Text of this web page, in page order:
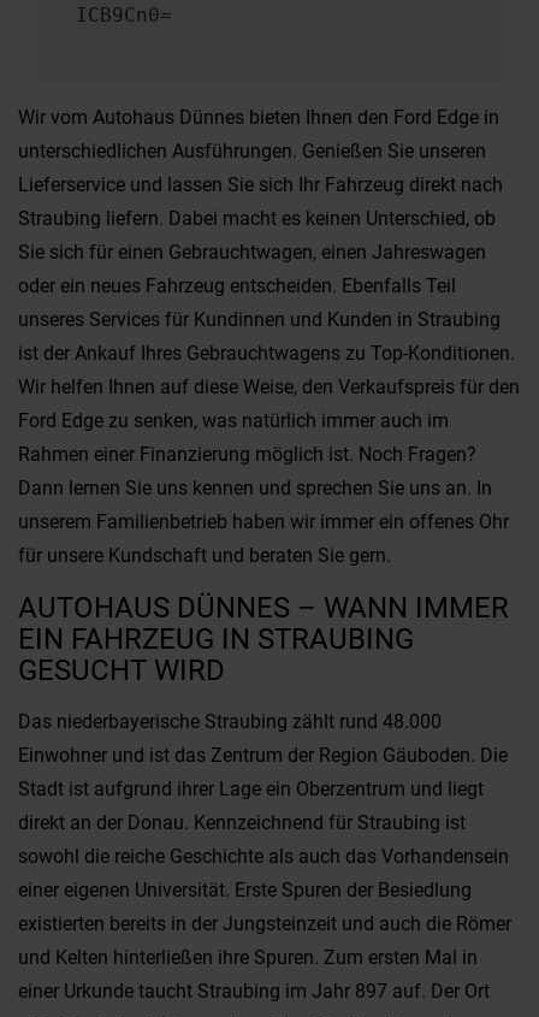
ICB9Cn0=
Wir vom Autohaus Dünnes bieten Ihnen den Ford Edge in
unterschiedlichen Ausführungen. Genießen Sie unseren
Lieferservice und lassen Sie sich Ihr Fahrzeug direkt nach
Straubing liefern. Dabei macht es keinen Unterschied, ob
Sie sich für einen Gebrauchtwagen, einen Jahreswagen
oder ein neues Fahrzeug entscheiden. Ebenfalls Teil
unseres Services für Kundinnen und Kunden in Straubing
ist der Ankauf Ihres Gebrauchtwagens zu Top-Konditionen.
Wir helfen Ihnen auf diese Weise, den Verkaufspreis für den
Ford Edge zu senken, was natürlich immer auch im
Rahmen einer Finanzierung möglich ist. Noch Fragen?
Dann lernen Sie uns kennen und sprechen Sie uns an. In
unserem Familienbetrieb haben wir immer ein offenes Ohr
für unsere Kundschaft und beraten Sie gern.
AUTOHAUS DÜNNES – WANN IMMER
EIN FAHRZEUG IN STRAUBING
GESUCHT WIRD
Das niederbayerische Straubing zählt rund 48.000
Einwohner und ist das Zentrum der Region Gäuboden. Die
Stadt ist aufgrund ihrer Lage ein Oberzentrum und liegt
direkt an der Donau. Kennzeichnend für Straubing ist
sowohl die reiche Geschichte als auch das Vorhandensein
einer eigenen Universität. Erste Spuren der Besiedlung
existierten bereits in der Jungsteinzeit und auch die Römer
und Kelten hinterließen ihre Spuren. Zum ersten Mal in
einer Urkunde taucht Straubing im Jahr 897 auf. Der Ort